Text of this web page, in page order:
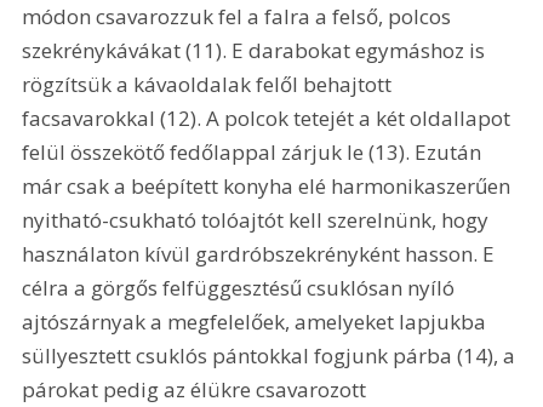
módon csavarozzuk fel a falra a felső, polcos
szekrénykávákat (11). E darabokat egymáshoz is
rögzítsük a kávaoldalak felől behajtott
facsavarokkal (12). A polcok tetejét a két oldallapot
felül összekötő fedőlappal zárjuk le (13). Ezután
már csak a beépített konyha elé harmonikaszerűen
nyitható-csukható tolóajtót kell szerelnünk, hogy
használaton kívül gardróbszekrényként hasson. E
célra a görgős felfüggesztésű csuklósan nyíló
ajtószárnyak a megfelelőek, amelyeket lapjukba
süllyesztett csuklós pántokkal fogjunk párba (14), a
párokat pedig az élükre csavarozott